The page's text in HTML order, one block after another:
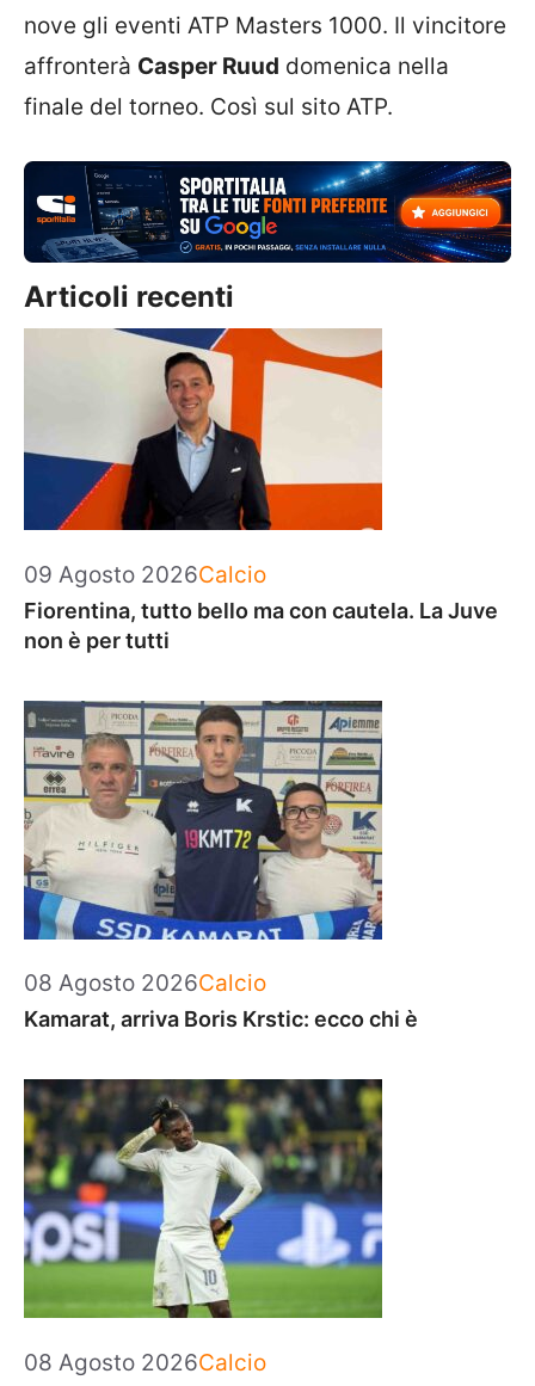
nove gli eventi ATP Masters 1000. Il vincitore
affronterà Casper Ruud domenica nella
finale del torneo. Così sul sito ATP.
Articoli recenti
09 Agosto 2026Categorie
Calcio
Fiorentina, tutto bello ma con cautela. La Juve
non è per tutti
08 Agosto 2026Categorie
Calcio
Kamarat, arriva Boris Krstic: ecco chi è
08 Agosto 2026Categorie
Calcio